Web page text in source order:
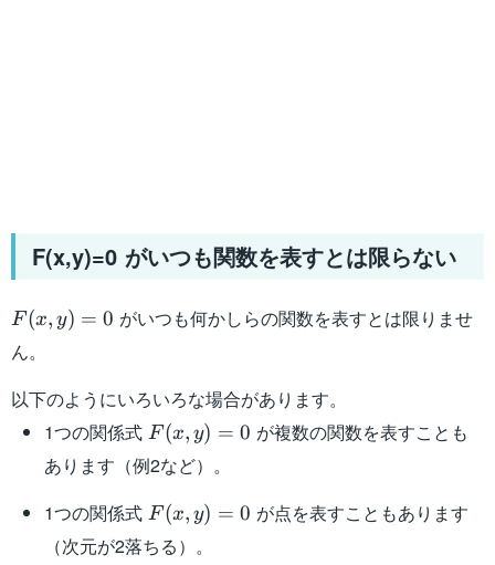
F(x,y)=0 がいつも関数を表すとは限らない
F(x,y)=0
F (x, y) = 0 がいつも何かしらの関数を表すとは限りませ
ん。
以下のようにいろいろな場合があります。
1つの関係式 F(x,y)=0
F(x, y) = 0 が複数の関数を表すことも
あります（例2など）。
1つの関係式 F(x,y)=0
F(x, y) = 0 が点を表すこともあります
（次元が2落ちる）。